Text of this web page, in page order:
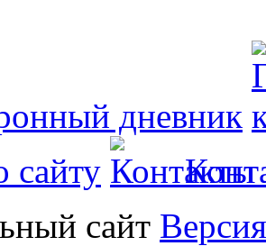
дневник
сайту
сайт